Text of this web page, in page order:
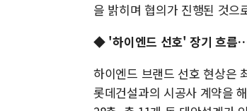
을 밝히며 협의가 진행된 것으
◆ '하이엔드 선호' 장기 흐름
하이엔드 브랜드 선호 현상은
롯데건설과의 시공사 계약을